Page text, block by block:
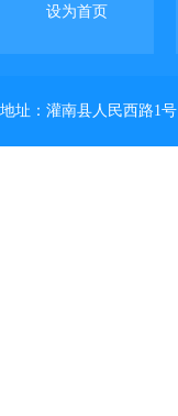
设为首页
地址：灌南县人民西路1号